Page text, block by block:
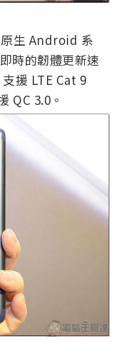
生 Android 系
時的韌體更新速
援 LTE Cat 9
QC 3.0。